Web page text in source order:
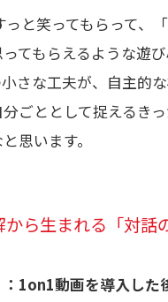
っと笑ってもらって、
てもらえるような遊
さな工夫が、自主的
ごととして捉えるき
思います。
ら生まれる「対話
：1on1動画を導入し